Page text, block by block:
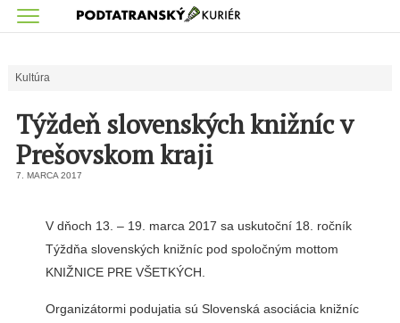
Kultúra
Týždeň slovenských knižníc v
Prešovskom kraji
7. MARCA 2017
V dňoch 13. – 19. marca 2017 sa uskutoční 18. ročník
Týždňa slovenských knižníc pod spoločným mottom
KNIŽNICE PRE VŠETKÝCH.
Organizátormi podujatia sú Slovenská asociácia knižníc